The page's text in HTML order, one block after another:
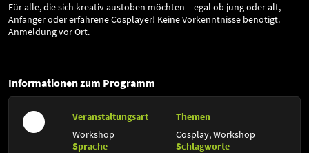
Für alle, die sich kreativ austoben möchten – egal ob jung oder alt,
Anfänger oder erfahrene Cosplayer! Keine Vorkenntnisse benötigt.
Anmeldung vor Ort.
Informationen zum Programm
Veranstaltungsart
Workshop
Themen
Cosplay,Workshop
Sprache
Schlagworte